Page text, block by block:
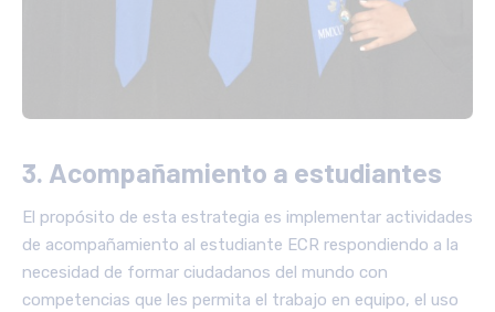
3. Acompañamiento a estudiantes
El propósito de esta estrategia es implementar actividades
de acompañamiento al estudiante ECR respondiendo a la
necesidad de formar ciudadanos del mundo con
competencias que les permita el trabajo en equipo, el uso